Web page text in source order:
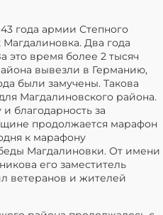
года армии Степного
Два года
это время более 2 тысяч
вывезли в Германию,
были замучены. Такова
Магдалиновского района.
благодарность за
продолжается марафон
к марафону
Магдалиновки. От имени
его заместитель
ветеранов и жителей